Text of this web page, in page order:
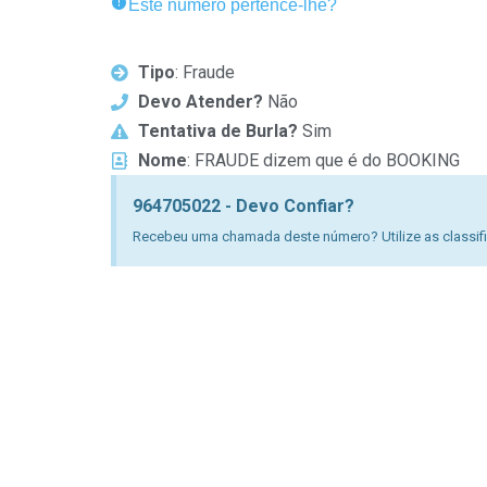
Este número pertence-lhe?
Tipo: Fraude
Devo Atender? Não
Tentativa de Burla? Sim
Nome: FRAUDE dizem que é do BOOKING
964705022 - Devo Confiar?
Recebeu uma chamada deste número? Utilize as